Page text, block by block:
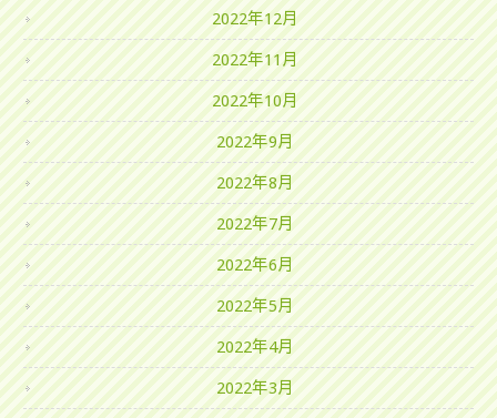
2022年12月
2022年11月
2022年10月
2022年9月
2022年8月
2022年7月
2022年6月
2022年5月
2022年4月
2022年3月